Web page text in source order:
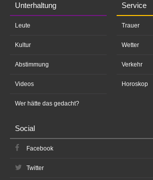
Unterhaltung
Leute
Kultur
Abstimmung
Videos
Wer hätte das gedacht?
Service
Trauer
Wetter
Verkehr
Horoskop
Social
Facebook
Twitter